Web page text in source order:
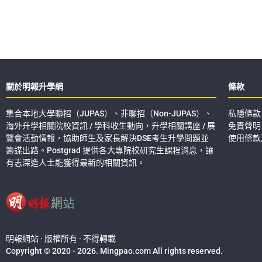
關於明報升學網
集合本地大學聯招（JUPAS）、非聯招（Non-JUPAS）、
海外升學相關院校資訊 / 學科收生動向，升學相關講座 / 展
覽會活動情報，協助師生及家長解決DSE考生升學問題並
籌謀出路。Postgrad 提供各大專院校研究生課程消息，讓
有志深造人士能獲得最新的相關資訊。
條款
私隱條款
免責聲明
使用條
明報網站 · 版權所有 · 不得轉載
Copyright © 2020 - 2026. Mingpao.com All rights reserved.